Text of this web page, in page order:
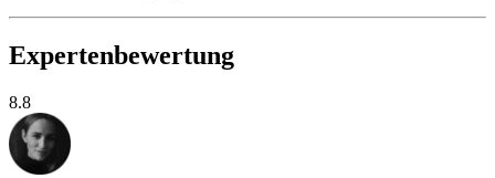
Expertenbewertung
8.8